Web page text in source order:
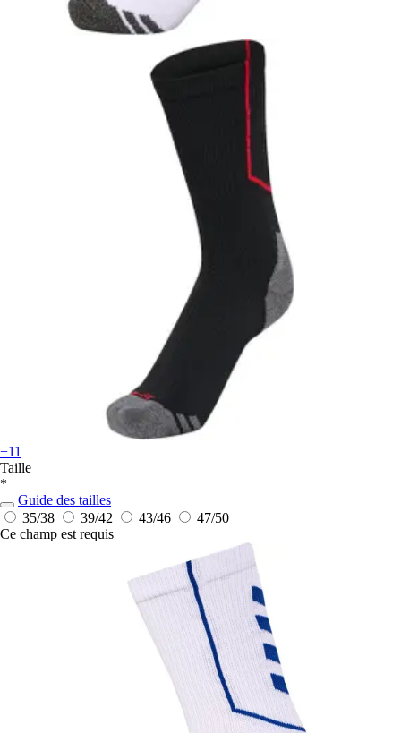
+11
Taille
*
Guide des tailles
35/38
39/42 43/46
47/50
Ce champ est requis